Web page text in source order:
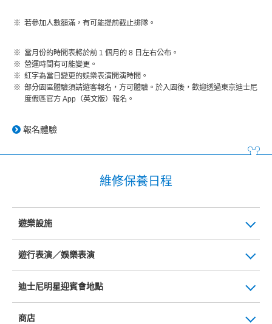
若參加人數額滿，有可能提前截止排隊。
當月份的時間表將於前 1 個月的 8 日左右公布。
營運時間有可能變更。
紅字為當日變更的娛樂表演開演時間。
部分園區體驗須請遊客報名，方可體驗。於入園後，歡迎透過東京迪士尼
度假區官方 App（英文版）報名。
報名體驗
維修保養日程
遊樂設施
遊行表演／娛樂表演
迪士尼明星迎賓會地點
商店